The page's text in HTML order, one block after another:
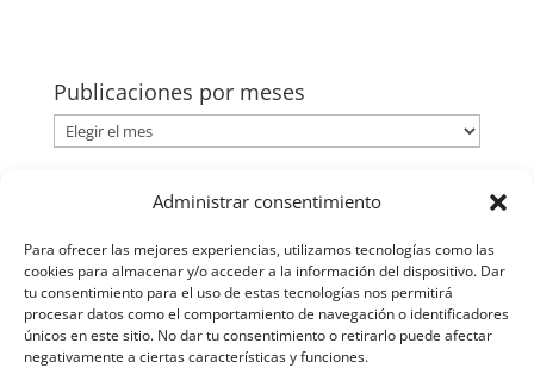
Administrar consentimiento
Para ofrecer las mejores experiencias, utilizamos tecnologías como las
cookies para almacenar y/o acceder a la información del dispositivo. Dar
tu consentimiento para el uso de estas tecnologías nos permitirá
procesar datos como el comportamiento de navegación o identificadores
únicos en este sitio. No dar tu consentimiento o retirarlo puede afectar
negativamente a ciertas características y funciones.
Publicaciones por meses
Publicaciones
por
Categorías